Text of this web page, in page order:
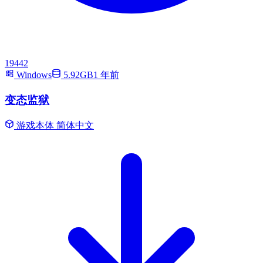
19442
Windows
5.92GB1 年前
变态监狱
游戏本体 简体中文